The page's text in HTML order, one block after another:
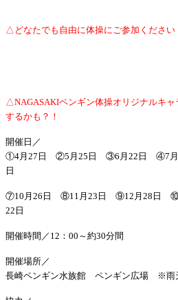
△どなたでも自由に体操にご参加ください
△NAGASAKIペンギン体操オリジナルキ
するかも？！
開催日／
①4月27日 ②5月25日 ③6 月22日 ④7
日
⑦10月26日 ⑧11月23日 ⑨12月28日
22日
開催時間／ 12：00～約30分間
開催場所／
長崎ペンギン水族館 ペンギン広場 ※雨